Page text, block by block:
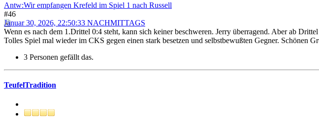
Antw:Wir empfangen Krefeld im Spiel 1 nach Russell
#46
Januar 30, 2026, 22:50:33 NACHMITTAGS
Wenn es nach dem 1.Drittel 0:4 steht, kann sich keiner beschweren. Jerry überragend. Aber ab
Tolles Spiel mal wieder im CKS gegen einen stark besetzen und selbstbewußten Gegner. Schönen
3 Personen gefällt das.
TeufelTradition